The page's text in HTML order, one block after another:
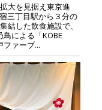
大を見据え東京進
三丁目駅から３分の
結した飲食施設で、
による「KOBE
ファーブ...